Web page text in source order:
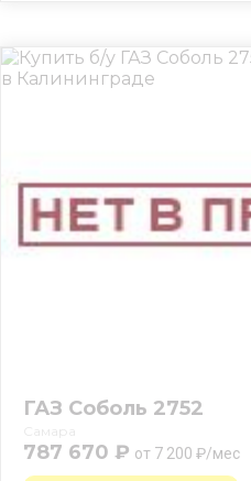
ГАЗ Соболь 2752
Самара
787 670 ₽ от 7 200 ₽/мес